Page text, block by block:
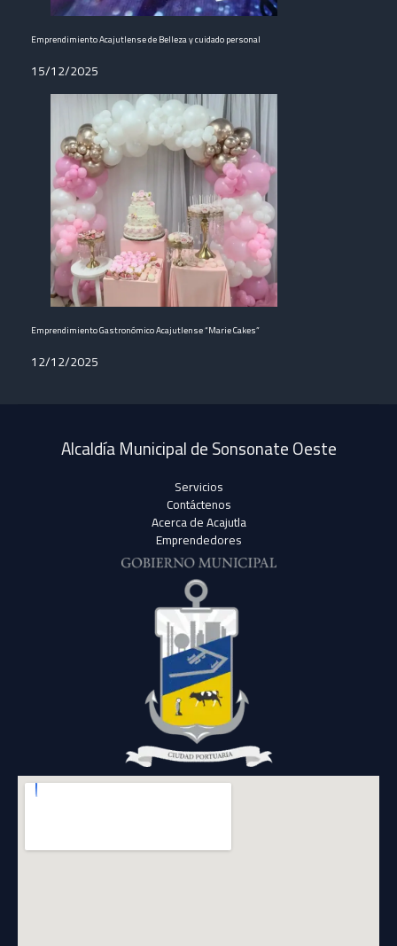
Emprendimiento Acajutlense de Belleza y cuidado personal
15/12/2025
Emprendimiento Gastronómico Acajutlense “Marie Cakes”
12/12/2025
Alcaldía Municipal de Sonsonate Oeste
Servicios
Contáctenos
Acerca de Acajutla
Emprendedores